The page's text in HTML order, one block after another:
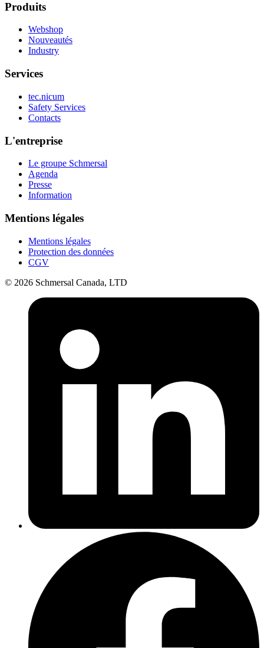
Produits
Webshop
Nouveautés
Industry
Services
tec.nicum
Safety Services
Contacts
L'entreprise
Le groupe Schmersal
Agenda
Presse
Information
Mentions légales
Mentions légales
Protection des données
CGV
© 2026 Schmersal Canada, LTD